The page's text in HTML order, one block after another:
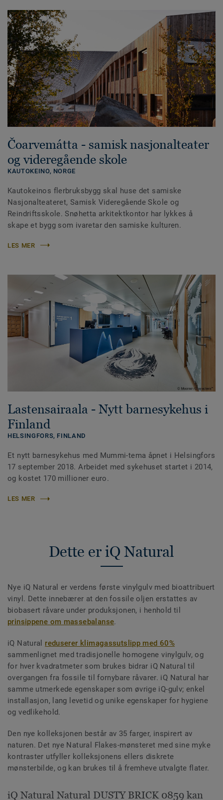
Čoarvemátta - samisk nasjonalteater
og videregående skole
KAUTOKEINO, NORGE
Kautokeinos flerbruksbygg skal huse det samiske
Nasjonalteateret, Samisk Videregående Skole og
Reindriftsskole. Snøhetta arkitektkontor har lykkes å
skape et bygg som ivaretar den samiske kulturen.
LES MER
Lastensairaala - Nytt barnesykehus i
Finland
HELSINGFORS, FINLAND
Et nytt barnesykehus med Mummi-tema åpnet i Helsingfors
17 september 2018. Arbeidet med sykehuset startet i 2014,
og kostet 170 millioner euro.
LES MER
Dette er iQ Natural
Nye iQ Natural er verdens første vinylgulv med bioattribuert
vinyl. Dette innebærer at den fossile oljen erstattes av
biobasert råvare under produksjonen, i henhold til
prinsippene om massebalanse.
iQ Natural reduserer klimagassutslipp med 60%
sammenlignet med tradisjonelle homogene vinylgulv, og
for hver kvadratmeter som brukes bidrar iQ Natural til
overgangen fra fossile til fornybare råvarer. iQ Natural har
samme utmerkede egenskaper som øvrige iQ-gulv; enkel
installasjon, lang levetid og unike egenskaper for hygiene
og vedlikehold.
Den nye kolleksjonen består av 35 farger, inspirert av
naturen. Det nye Natural Flakes-mønsteret med sine myke
kontraster utfyller kolleksjonens ellers diskrete
mønsterbilde, og kan brukes til å fremheve utvalgte flater.
iQ Natural Natural DUSTY BRICK 0859 kan